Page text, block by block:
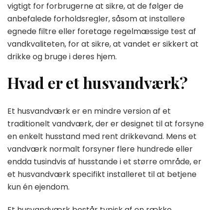
vigtigt for forbrugerne at sikre, at de følger de
anbefalede forholdsregler, såsom at installere
egnede filtre eller foretage regelmæssige test af
vandkvaliteten, for at sikre, at vandet er sikkert at
drikke og bruge i deres hjem.
Hvad er et husvandværk?
Et husvandværk er en mindre version af et
traditionelt vandværk, der er designet til at forsyne
en enkelt husstand med rent drikkevand. Mens et
vandværk normalt forsyner flere hundrede eller
endda tusindvis af husstande i et større område, er
et husvandværk specifikt installeret til at betjene
kun én ejendom.